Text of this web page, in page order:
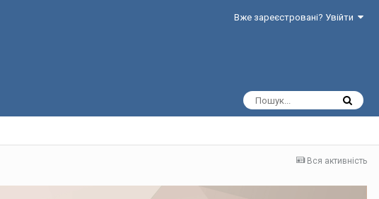
Вже зареєстровані? Увійти
Вся активність